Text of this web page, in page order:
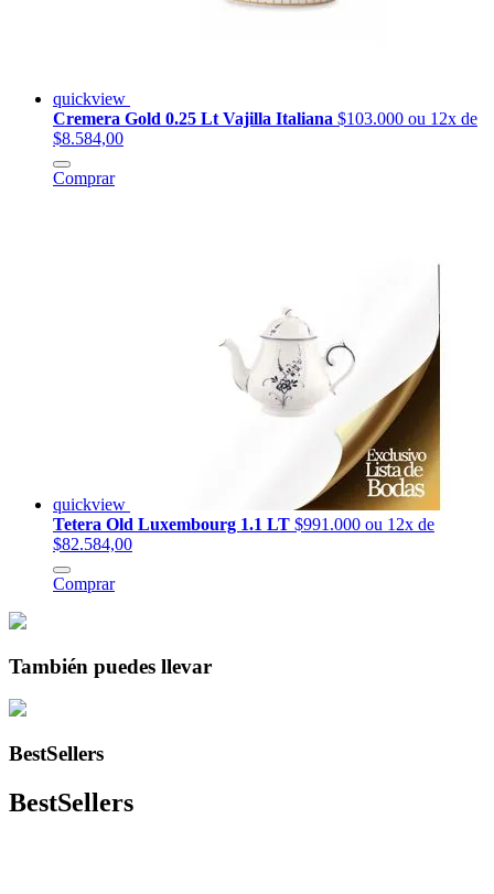
quickview
Cremera Gold 0.25 Lt Vajilla Italiana $103.000 ou 12x de
$8.584,00
Comprar
quickview
Tetera Old Luxembourg 1.1 LT $991.000 ou 12x de
$82.584,00
Comprar
También puedes llevar
BestSellers
BestSellers